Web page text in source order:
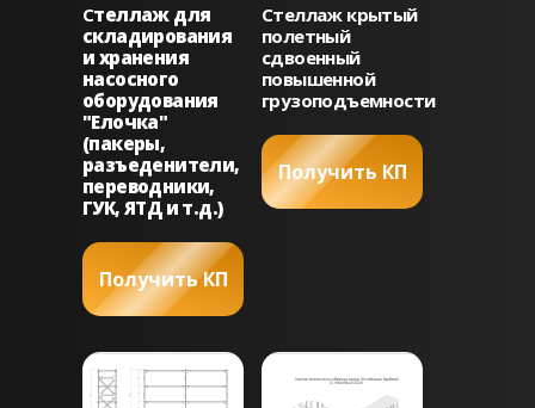
Стеллаж для
складирования
и хранения
насосного
оборудования
"Елочка"
(пакеры,
разъеденители,
переводники,
ГУК, ЯТД и т.д.)
Получить КП
Стеллаж крытый
полетный
сдвоенный
повышенной
грузоподъемности
Получить КП